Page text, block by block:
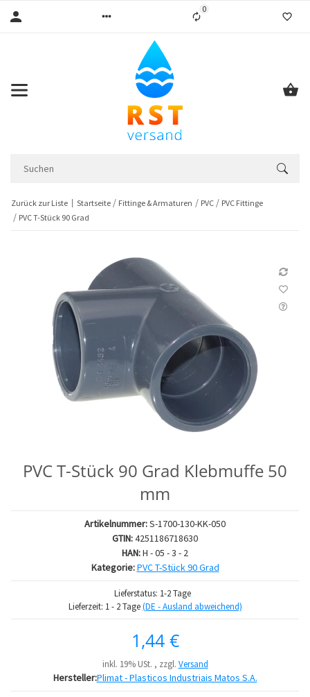
0Liste ist leer
Zurück zur Liste Startseite Fittinge & Armaturen PVC
PVC Fittinge
PVC T-Stück 90 Grad
PVC T-Stück 90 Grad Klebmuffe 50
mm
Artikelnummer:S-1700-130-KK-050
GTIN:4251186718630
HAN:H - 05 - 3 - 2
Kategorie:PVC T-Stück 90 Grad
Lieferstatus: 1-2 Tage
Lieferzeit: 1 - 2 Tage(DE - Ausland abweichend)
1,44 €
inkl. 19% USt. , zzgl. Versand
Hersteller:Plimat - Plasticos Industriais Matos S.A.